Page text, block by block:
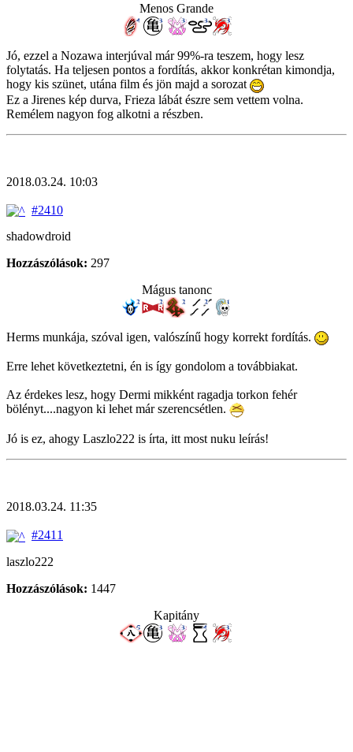
Menos Grande
Jó, ezzel a Nozawa interjúval már 99%-ra teszem, hogy lesz
folytatás. Ha teljesen pontos a fordítás, akkor konkrétan kimondja,
hogy kis szünet, utána film és jön majd a sorozat
Ez a Jirenes kép durva, Frieza lábát észre sem vettem volna.
Remélem nagyon fog alkotni a részben.
2018.03.24. 10:03
#2410
shadowdroid
Hozzászólások: 297
Mágus tanonc
Herms munkája, szóval igen, valószínű hogy korrekt fordítás.
Erre lehet következtetni, én is így gondolom a továbbiakat.
Az érdekes lesz, hogy Dermi mikként ragadja torkon fehér
bölényt....nagyon ki lehet már szerencsétlen.
Jó is ez, ahogy Laszlo222 is írta, itt most nuku leírás!
2018.03.24. 11:35
#2411
laszlo222
Hozzászólások: 1447
Kapitány